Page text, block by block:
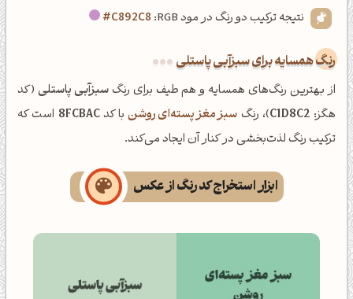
نتیجه ترکیب دو رنگ در مود RGB:
#C892C8
رنگ همسایه برای سبزآبی پاستلی
از بهترین رنگ‌های همسایه و هم طیف برای رنگسبزآبی پاستلی (کد
هگز: C1D8C2)، رنگ سبز مغز پسته‌ای روشنبا کد8FCBAC است که
ترکیب رنگ لذت‌بخشی در کنار آن ایجاد می‌کند.
ابزار استخراج کد رنگ از عکس